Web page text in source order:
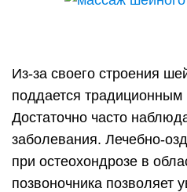
Из-за своего строения
поддается традиционным
Достаточно часто
заболевания. Лечебно-
при остеохондрозе в
позвоночника позволяет